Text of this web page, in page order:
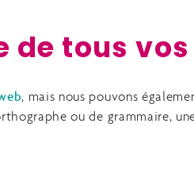
de tous
, mais nous pouvons
ou de grammaire,